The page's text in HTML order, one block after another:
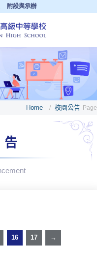
附設與承辦
Home / 校園公告 Page
16 17 →